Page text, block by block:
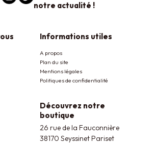
notre actualité !
Informations utiles
A propos
Plan du site
Mentions légales
Politiques de confidentialité
Découvrez notre
boutique
26 rue de la Fauconnière
38170 Seyssinet Pariset